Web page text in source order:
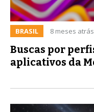
BRASIL 8 meses atrás
Buscas por
aplicativos da